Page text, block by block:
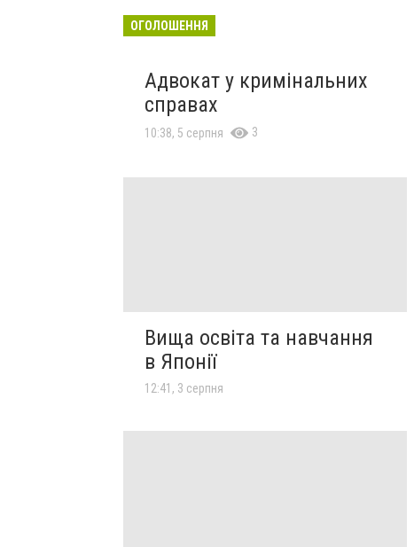
ОГОЛОШЕННЯ
Адвокат у кримінальних
справах
10:38, 5 серпня 3
Вища освіта та навчання
в Японії
12:41, 3 серпня